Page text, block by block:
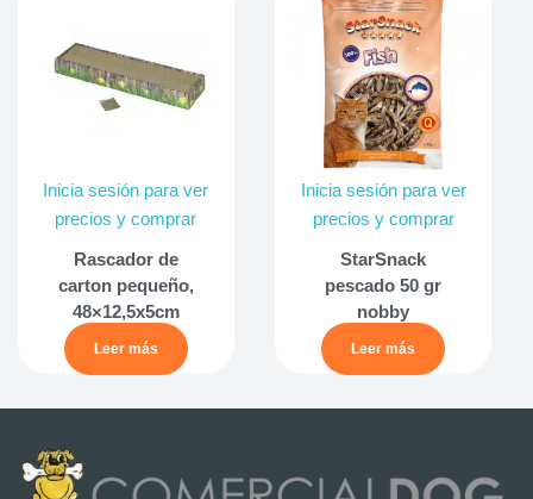
Inicia sesión para ver
precios y comprar
Rascador de
carton pequeño,
48×12,5x5cm
Leer más
Inicia sesión para ver
precios y comprar
StarSnack
pescado 50 gr
nobby
Leer más